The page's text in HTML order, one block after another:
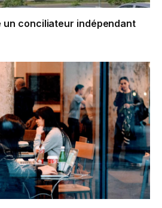
un conciliateur indépendant